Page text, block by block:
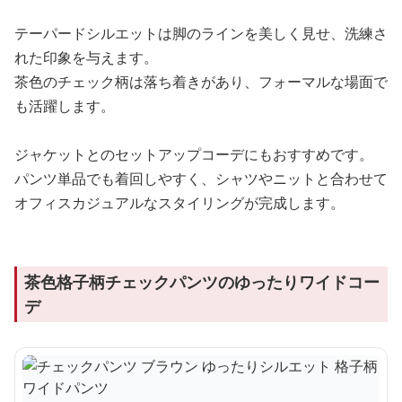
テーパードシルエットは脚のラインを美しく見せ、洗練さ
れた印象を与えます。
茶色のチェック柄は落ち着きがあり、フォーマルな場面で
も活躍します。
ジャケットとのセットアップコーデにもおすすめです。
パンツ単品でも着回しやすく、シャツやニットと合わせて
オフィスカジュアルなスタイリングが完成します。
茶色格子柄チェックパンツのゆったりワイドコー
デ